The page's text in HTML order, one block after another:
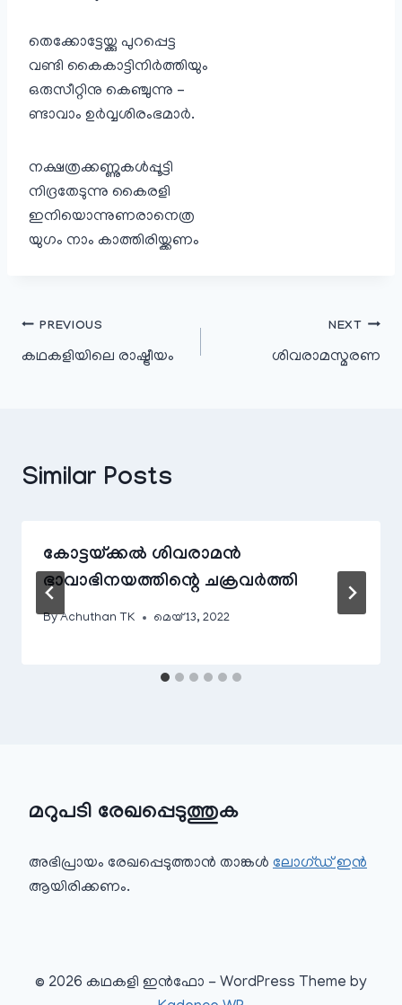
തെക്കോട്ടേയ്ക്കു പുറപ്പെട്ട
വണ്ടി കൈകാട്ടിനിര്‍ത്തിയും
ഒരുസീറ്റിനു കെഞ്ചുന്നു –
ണ്ടാവാം ഉര്‍വ്വശിരംഭമാര്‍.
നക്ഷത്രക്കണ്ണുകള്‍പ്പൂട്ടി
നിദ്രതേടുന്നു കൈരളി
ഇനിയൊന്നുണരാനെത്ര
യുഗം നാം കാത്തിരിയ്ക്കണം
പോസ്റ്റുകളിലൂടെ
PREVIOUS
കഥകളിയിലെ രാഷ്ട്രീയം
NEXT
ശിവരാമസ്മരണ
Similar Posts
കോട്ടയ്ക്കൽ ശിവരാമൻ
ഭാവാഭിനയത്തിന്റെ ചക്രവർത്തി
By Achuthan TK മെയ്‌ 13, 2022
മറുപടി രേഖപ്പെടുത്തുക
അഭിപ്രായം രേഖപ്പെടുത്താ‍ൻ താങ്കൾ ലോഗ്ഡ് ഇൻ
ആയിരിക്കണം.
© 2026 കഥകളി ഇൻഫോ - WordPress Theme by